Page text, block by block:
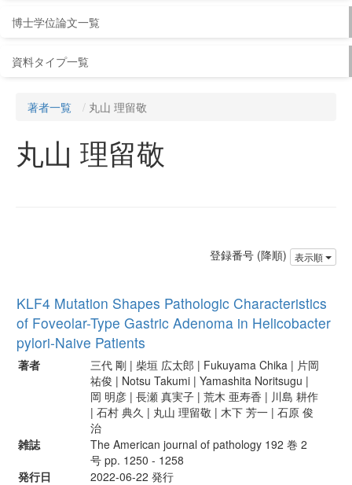
博士学位論文一覧
資料タイプ一覧
著者一覧 丸山 理留敬
丸山 理留敬
登録番号 (降順) 表示順
KLF4 Mutation Shapes Pathologic Characteristics
of Foveolar-Type Gastric Adenoma in Helicobacter
pylori-Naive Patients
著者
三代 剛 | 柴垣 広太郎 | Fukuyama Chika | 片岡
祐俊 | Notsu Takumi | Yamashita Noritsugu |
岡 明彦 | 長瀬 真実子 | 荒木 亜寿香 | 川島 耕作
| 石村 典久 | 丸山 理留敬 | 木下 芳一 | 石原 俊
治
雑誌
The American journal of pathology 192 巻 2
号 pp. 1250 - 1258
発行日
2022-06-22 発行